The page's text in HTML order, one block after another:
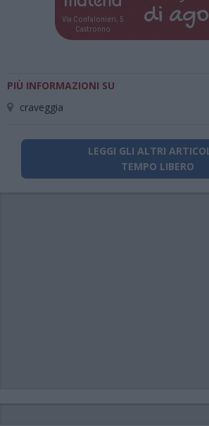
Via Confalonieri, 5
Castronno
di
PIÙ INFORMAZIONI SU
craveggia
LEGGI GLI ALTRI
TEMPO LIBERO